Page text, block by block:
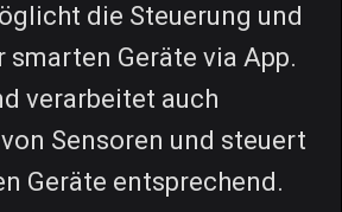
die Steuerung und
smarten Geräte via App.
verarbeitet auch
Sensoren und steuert
Geräte entsprechend.